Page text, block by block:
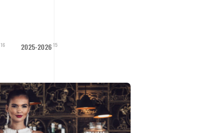
16 2025-2026 15